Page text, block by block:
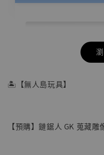
🏝【無人島玩具】
【預購】鏈鋸人 GK 蒐藏